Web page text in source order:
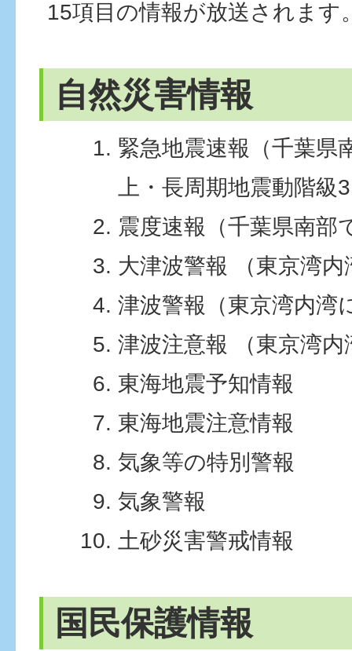
15項目の情報が放送されます
自然災害情報
緊急地震速報（千葉県
上・長周期地震動階級
震度速報（千葉県南部
大津波警報 （東京湾
津波警報（東京湾内湾
津波注意報 （東京湾
東海地震予知情報
東海地震注意情報
気象等の特別警報
気象警報
土砂災害警戒情報
国民保護情報